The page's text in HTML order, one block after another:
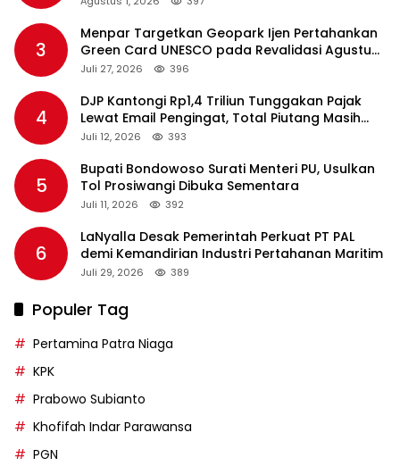
3
Menpar Targetkan Geopark Ijen Pertahankan
Green Card UNESCO pada Revalidasi Agustus
2026
Juli 27, 2026 396
4
DJP Kantongi Rp1,4 Triliun Tunggakan Pajak
Lewat Email Pengingat, Total Piutang Masih
Rp36 Triliun
Juli 12, 2026 393
5
Bupati Bondowoso Surati Menteri PU, Usulkan
Tol Prosiwangi Dibuka Sementara
Juli 11, 2026 392
6
LaNyalla Desak Pemerintah Perkuat PT PAL
demi Kemandirian Industri Pertahanan Maritim
Juli 29, 2026 389
Populer Tag
Pertamina Patra Niaga
KPK
Prabowo Subianto
Khofifah Indar Parawansa
PGN